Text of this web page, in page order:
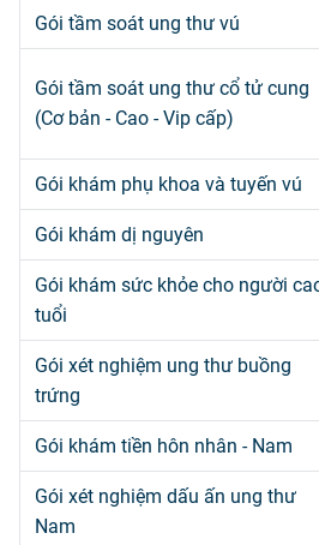
Gói tầm soát ung thư vú
Gói tầm soát ung thư cổ tử cung
(Cơ bản - Cao - Vip cấp)
Gói khám phụ khoa và tuyến vú
Gói khám dị nguyên
Gói khám sức khỏe cho người
tuổi
Gói xét nghiệm ung thư buồng
trứng
Gói khám tiền hôn nhân - Nam
Gói xét nghiệm dấu ấn ung thư
Nam